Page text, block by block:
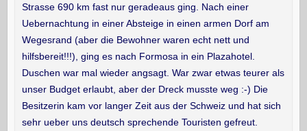
Strasse 690 km fast nur geradeaus ging. Nach einer
Uebernachtung in einer Absteige in einen armen Dorf am
Wegesrand (aber die Bewohner waren echt nett und
hilfsbereit!!!), ging es nach Formosa in ein Plazahotel.
Duschen war mal wieder angsagt. War zwar etwas teurer als
unser Budget erlaubt, aber der Dreck musste weg :-) Die
Besitzerin kam vor langer Zeit aus der Schweiz und hat sich
sehr ueber uns deutsch sprechende Touristen gefreut.